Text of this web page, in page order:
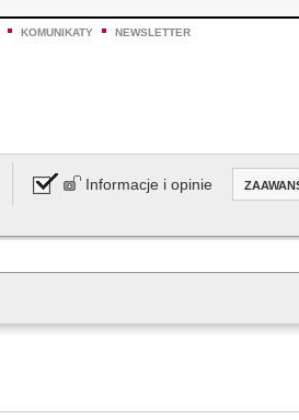
KOMUNIKATY NEWSLETTER
Informacje i opinie